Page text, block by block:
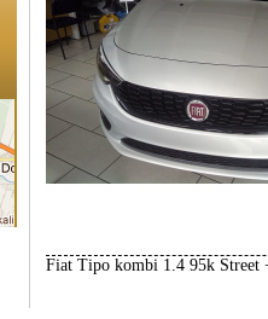
Fiat Tipo kombi 1.4 95k Street